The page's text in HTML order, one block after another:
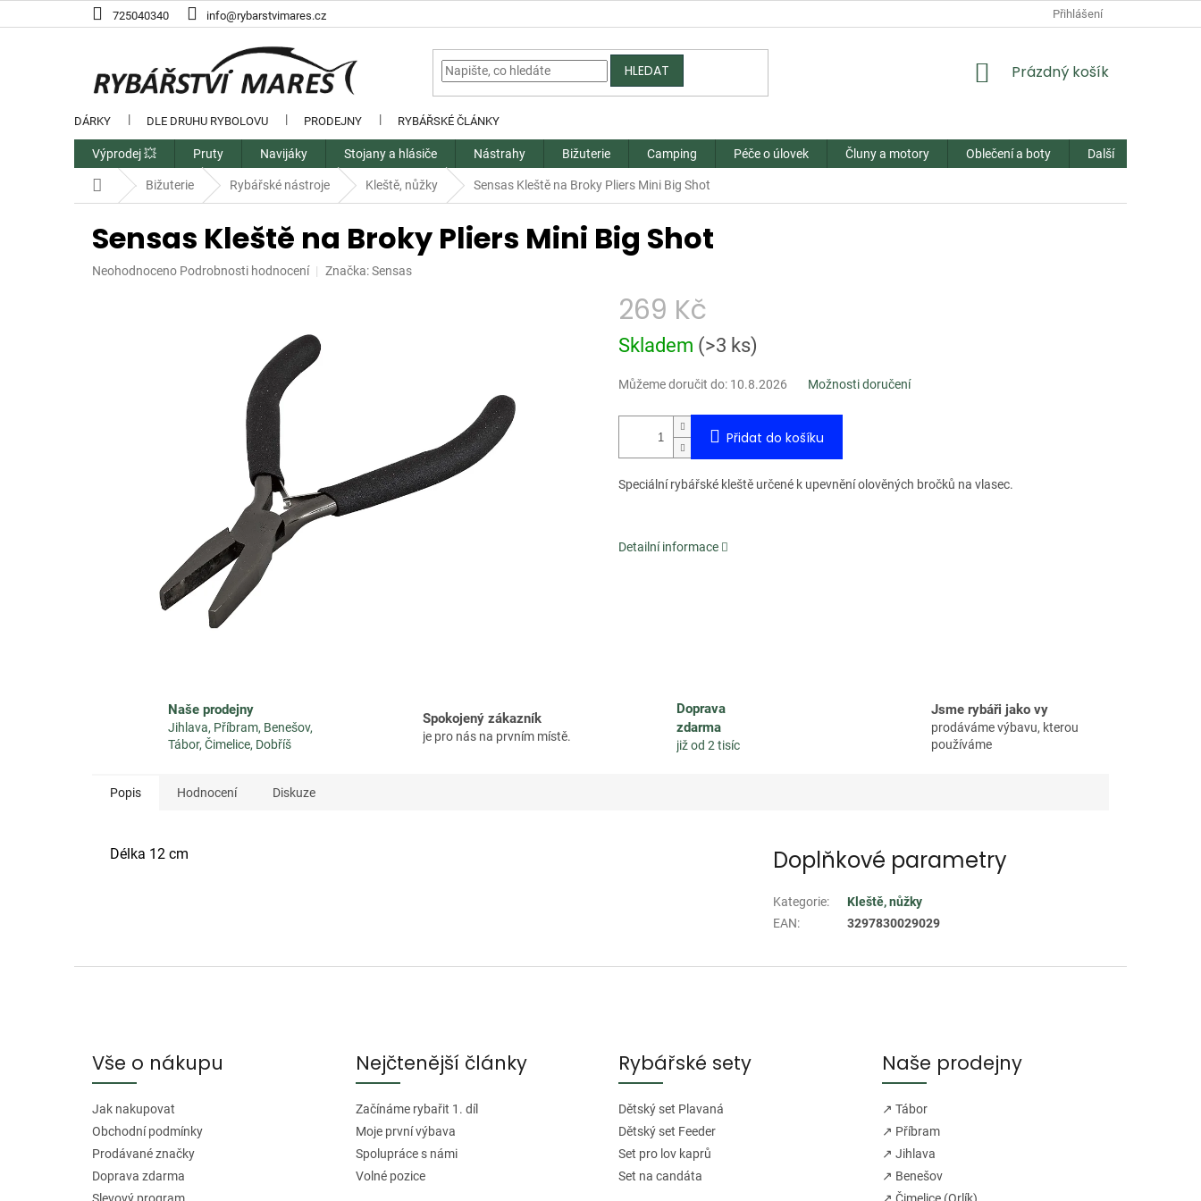
na
725040340 info@rybarstvimares.cz
DÁRKY DLE DRUHU RYBOLOVU PRODEJNY RYBÁŘSKÉ ČLÁNKY
Přihlášení
HLEDAT
NÁKUPNÍ
Prázdný košík
Výprodej 💥 Pruty Navijáky Stojany a hlásiče Nástrahy Bižuterie Camping Péče o úlovek Čluny a motory Oblečení a boty Další
Domů Bižuterie Rybářské nástroje Kleště, nůžky Sensas Kleště na Broky Pliers Mini Big Shot
Sensas Kleště na Broky Pliers Mini Big Shot
Průměrné
Neohodnoceno Podrobnosti hodnocení Značka:Sensas
269 Kč
Měrná
cena:
Skladem (>3 ks)
Můžeme doručit do: 10.8.2026 Možnosti doručení
Přidat do košíku
Speciální rybářské kleště určené k upevnění olověných bročků na vlasec.
Detailní informace
Naše prodejny
Jihlava, Příbram, Benešov,
Tábor, Čimelice, Dobříš
Spokojený zákazník
je pro nás na prvním místě.
Doprava
zdarma
již od 2 tisíc
Jsme rybáři jako vy
prodáváme výbavu, kterou
používáme
Popis Hodnocení Diskuze
Délka 12 cm Doplňkové parametry
Kategorie:
Kleště, nůžky
EAN: 3297830029029
Vše o nákupu
Jak nakupovat
Obchodní podmínky
Prodávané značky
Doprava zdarma
Nejčtenější články
Začínáme rybařit 1. díl
Moje první výbava
Spolupráce s námi
Volné pozice
Rybářské sety
Dětský set Plavaná
Dětský set Feeder
Set pro lov kaprů
Set na candáta
Naše prodejny
↗ Tábor
↗ Příbram
↗ Jihlava
↗ Benešov